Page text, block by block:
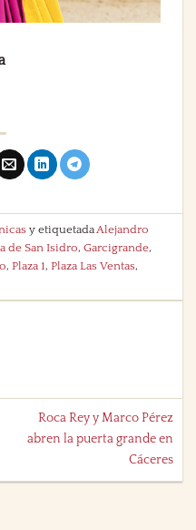
y etiquetada Alejandro
de San Isidro,Garcigrande,
,Plaza 1 ,Plaza Las Ventas,
Roca Rey y Marco Pérez
abren la puerta grande en
Cáceres